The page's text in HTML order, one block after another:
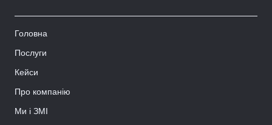
Головна
Послуги
Кейси
Про компанію
Ми і ЗМІ